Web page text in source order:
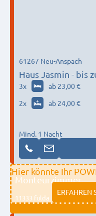
Haus Jasmin - bis zu 6
Rhein-Main,
61267 Neu-Anspach
3x ab 23,00 €
2x ab 24,00 €
Mind. 1 Nacht
Hier könnte Ihr
ERFAHREN
Monteurzimmer
11333 fulda